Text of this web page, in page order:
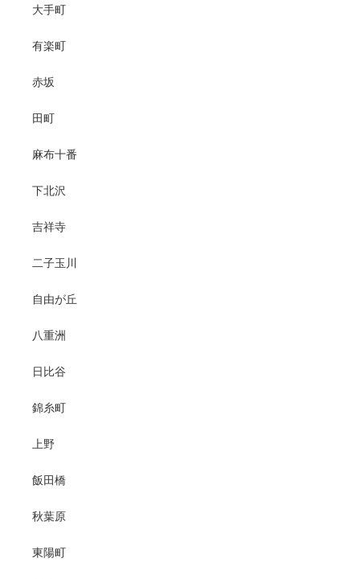
大手町
有楽町
赤坂
田町
麻布十番
下北沢
吉祥寺
二子玉川
自由が丘
八重洲
日比谷
錦糸町
上野
飯田橋
秋葉原
東陽町